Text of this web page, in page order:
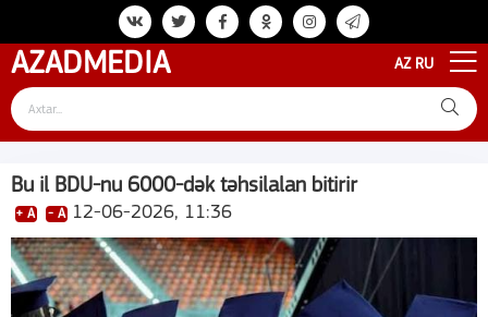
AZADMEDIA AZ RU
Bu il BDU-nu 6000-dək təhsilalan bitirir
+ A - A 12-06-2026, 11:36